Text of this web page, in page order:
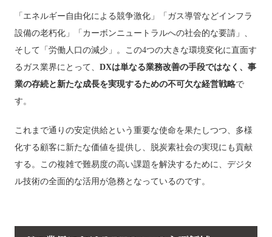
「エネルギー自由化による競争激化」「ガス導管などインフラ
設備の老朽化」「カーボンニュートラルへの社会的な要請」、
そして「労働人口の減少」。この4つの大きな環境変化に直面す
るガス業界にとって、 DXは単なる業務改善の手段ではなく、事
業の存続と新たな成長を実現するための不可欠な経営戦略で
す。
これまで通りの安定供給という重要な使命を果たしつつ、多様
化する顧客に新たな価値を提供し、脱炭素社会の実現にも貢献
する。この複雑で難易度の高い課題を解決するために、デジタ
ル技術の全面的な活用が急務となっているのです。